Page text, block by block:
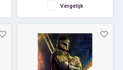
missie als premiejager. -
Afmeting: 200 breed x 280 hoog.
- Bestaat uit 4 banen. -
Inclusief handleiding.
Vergelijk